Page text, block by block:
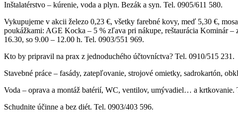
Inštalatérstvo – kúrenie, voda a plyn. Bezák a syn. Tel. 0905/611 580.
Vykupujeme v akcii železo 0,23 €, všetky farebné kovy, meď 5,30 €,
poukážkami: AGE Kocka – 5 % zľava pri nákupe, reštaurácia Kominár
16.30, so 9.00 – 12.00 h. Tel. 0903/551 969.
Kto by pripravil na prax z jednoduchého účtovníctva? Tel. 0910/515 231.
Stavebné práce – fasády, zatepľovanie, strojové omietky, sadrokartón,
Voda – oprava a montáž batérií, WC, ventilov, umývadiel… a krtkovanie.
Schudnite účinne a bez diét. Tel. 0903/403 596.